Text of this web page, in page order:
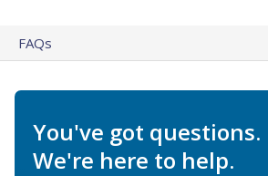
FAQs
You've got questions.
We're here to help.